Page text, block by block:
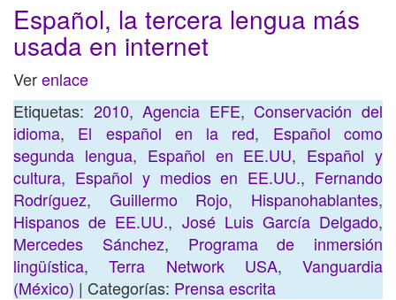
Español, la tercera lengua más
usada en internet
Verenlace
Etiquetas: 2010,Agencia EFE,Conservación del
idioma, El español en la red, Español como
segunda lengua, Español en EE.UU, Español y
cultura, Español y medios en EE.UU., Fernando
Rodríguez, Guillermo Rojo, Hispanohablantes,
Hispanos de EE.UU., José Luis García Delgado,
Mercedes Sánchez, Programa de inmersión
lingüística,Terra Network USA, Vanguardia
(México) | Categorías: Prensa escrita